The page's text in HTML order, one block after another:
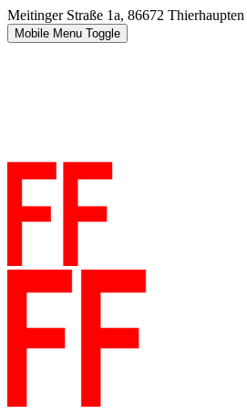
Meitinger Straße 1a, 86672 Thierhaupten
Mobile Menu Toggle